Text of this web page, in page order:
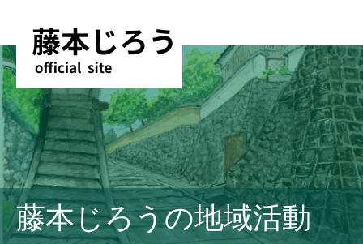
藤本じろうの地域活動